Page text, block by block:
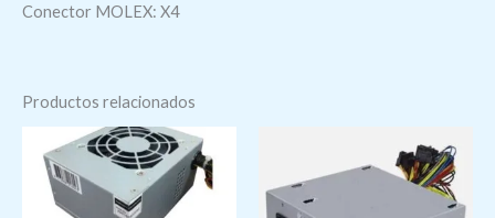
Conector MOLEX: X4
Productos relacionados